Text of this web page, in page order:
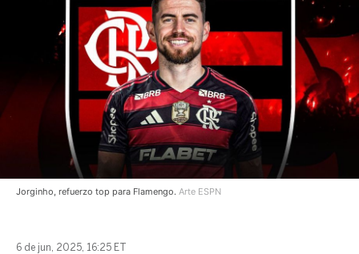
Jorginho, refuerzo top para Flamengo. Arte ESPN
6 de jun, 2025, 16:25 ET